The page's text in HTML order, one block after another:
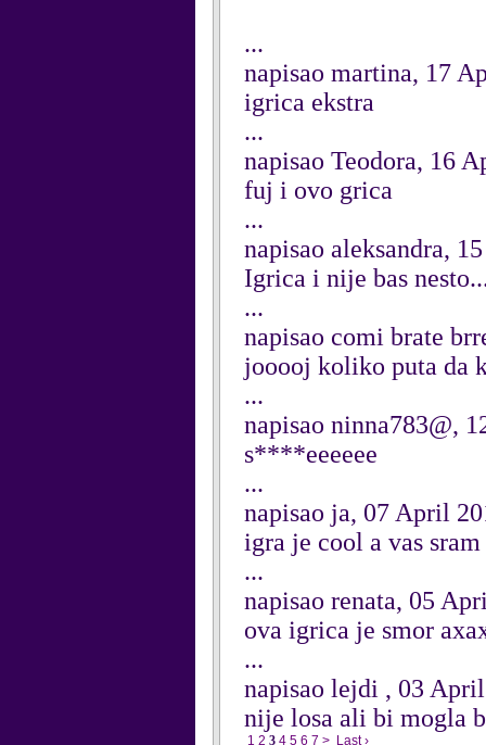
...
napisao martina, 17
igrica ekstra
...
napisao Teodora, 16
fuj i ovo grica
...
napisao aleksandra,
Igrica i nije bas
...
napisao comi brate
jooooj koliko puta da
...
napisao ninna783@,
s****eeeeee
...
napisao ja, 07 April
igra je cool a vas
...
napisao renata, 05
ova igrica je smor
...
napisao lejdi , 03
nije losa ali bi mogla
1 2 3 4 5 6 7 > Last ›